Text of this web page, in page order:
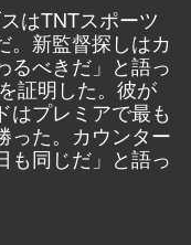
はTNTスポーツ
。新監督探しはカ
るべきだ」と語っ
証明した。彼が
はプレミアで最も
った。カウンター
も同じだ」と語っ